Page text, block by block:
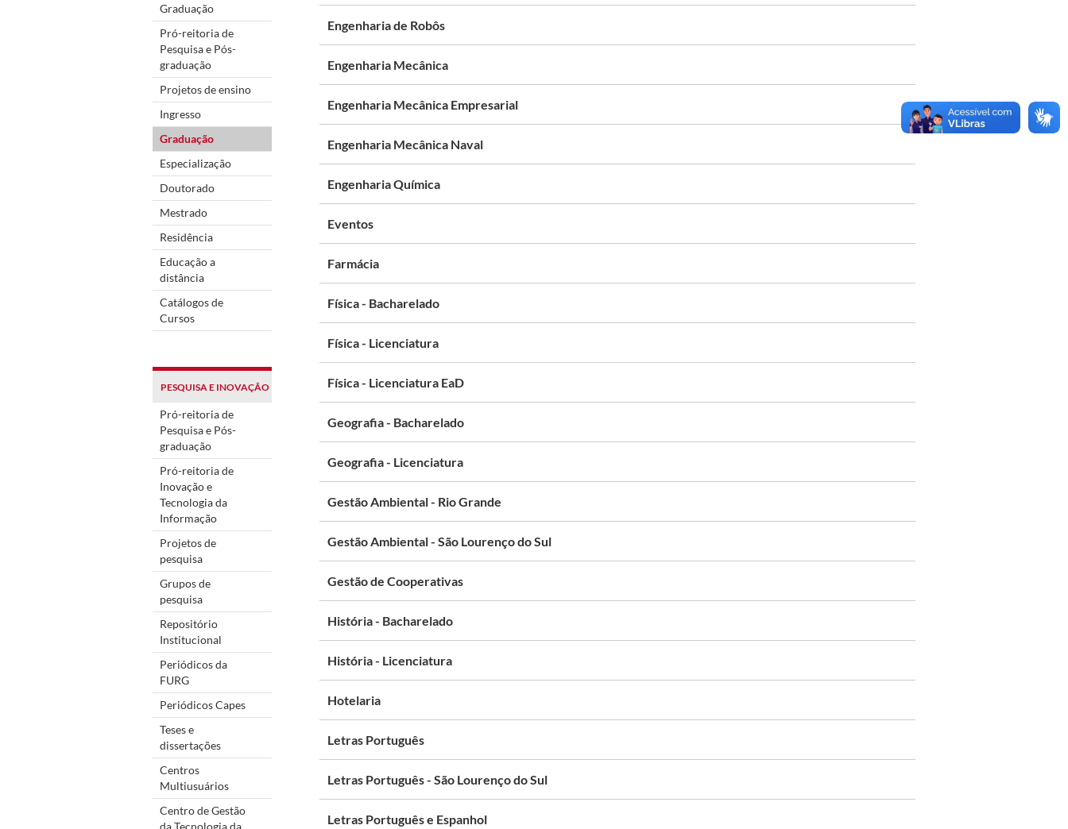
Graduação
Pró-reitoria de
Pesquisa e Pós-
graduação
Projetos de ensino
Ingresso
Graduação
Especialização
Doutorado
Mestrado
Residência
Educação a
distância
Catálogos de
Cursos
PESQUISA E INOVAÇÃO
Pró-reitoria de
Pesquisa e Pós-
graduação
Pró-reitoria de
Inovação e
Tecnologia da
Informação
Projetos de
pesquisa
Grupos de
pesquisa
Repositório
Institucional
Periódicos da
FURG
Periódicos Capes
Teses e
dissertações
Centros
Multiusuários
Centro de Gestão
da Tecnologia da
Engenharia de Robôs
Engenharia Mecânica
Engenharia Mecânica Empresarial
Engenharia Mecânica Naval
Engenharia Química
Eventos
Farmácia
Física - Bacharelado
Física - Licenciatura
Física - Licenciatura EaD
Geografia - Bacharelado
Geografia - Licenciatura
Gestão Ambiental - Rio Grande
Gestão Ambiental - São Lourenço do Sul
Gestão de Cooperativas
História - Bacharelado
História - Licenciatura
Hotelaria
Letras Português
Letras Português - São Lourenço do Sul
Letras Português e Espanhol